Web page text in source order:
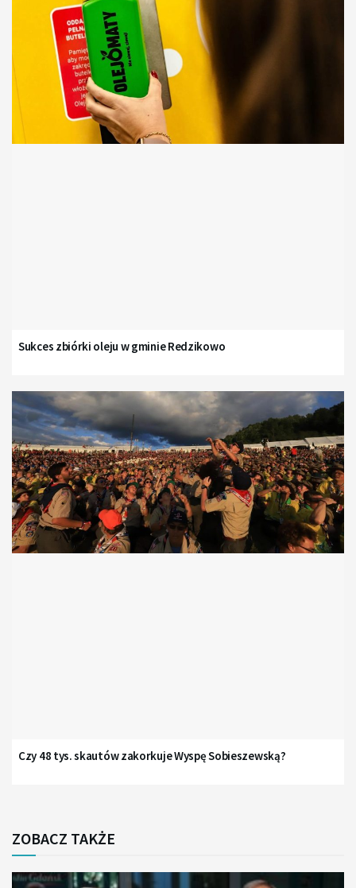
Sukces zbiórki oleju w gminie Redzikowo
Czy 48 tys. skautów zakorkuje Wyspę Sobieszewską?
ZOBACZ TAKŻE